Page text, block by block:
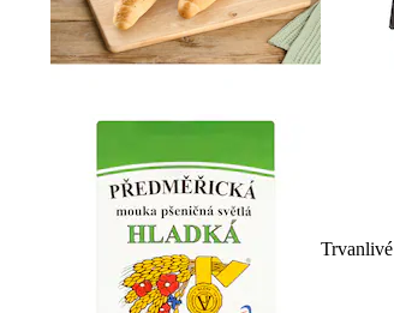
Trvanlivé